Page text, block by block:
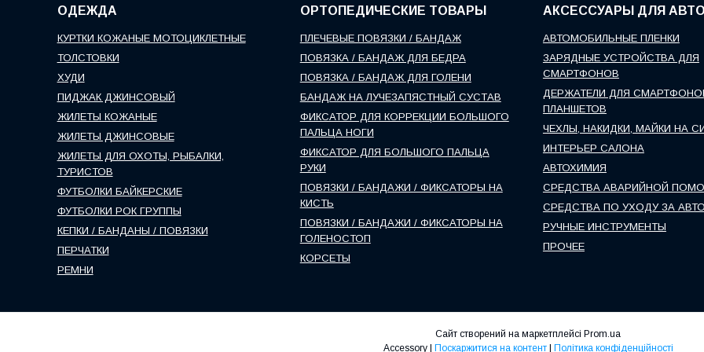
ОДЕЖДА
КУРТКИ КОЖАНЫЕ МОТОЦИКЛЕТНЫЕ
ТОЛСТОВКИ
ХУДИ
ПИДЖАК ДЖИНСОВЫЙ
ЖИЛЕТЫ КОЖАНЫЕ
ЖИЛЕТЫ ДЖИНСОВЫЕ
ЖИЛЕТЫ ДЛЯ ОХОТЫ, РЫБАЛКИ,
ТУРИСТОВ
ФУТБОЛКИ БАЙКЕРСКИЕ
ФУТБОЛКИ РОК ГРУППЫ
КЕПКИ / БАНДАНЫ / ПОВЯЗКИ
ПЕРЧАТКИ
РЕМНИ
ОРТОПЕДИЧЕСКИЕ ТОВАРЫ
ПЛЕЧЕВЫЕ ПОВЯЗКИ / БАНДАЖ
ПОВЯЗКА / БАНДАЖ ДЛЯ БЕДРА
ПОВЯЗКА / БАНДАЖ ДЛЯ ГОЛЕНИ
БАНДАЖ НА ЛУЧЕЗАПЯСТНЫЙ СУСТАВ
ФИКСАТОР ДЛЯ КОРРЕКЦИИ БОЛЬШОГО
ПАЛЬЦА НОГИ
ФИКСАТОР ДЛЯ БОЛЬШОГО ПАЛЬЦА
РУКИ
ПОВЯЗКИ / БАНДАЖИ / ФИКСАТОРЫ НА
КИСТЬ
ПОВЯЗКИ / БАНДАЖИ / ФИКСАТОРЫ НА
ГОЛЕНОСТОП
КОРСЕТЫ
АКСЕССУАРЫ ДЛЯ АВТО
АВТОМОБИЛЬНЫЕ ПЛЕНКИ
ЗАРЯДНЫЕ УСТРОЙСТВА ДЛЯ
СМАРТФОНОВ
ДЕРЖАТЕЛИ ДЛЯ
ПЛАНШЕТОВ
ЧЕХЛЫ, НАКИДКИ, МАЙКИ НА
ИНТЕРЬЕР САЛОНА
АВТОХИМИЯ
СРЕДСТВА АВАРИЙНОЙ
СРЕДСТВА ПО УХОДУ ЗА АВТО
РУЧНЫЕ ИНСТРУМЕНТЫ
ПРОЧЕЕ
Сайт створений на маркетплейсі Prom.ua
Поскаржитися на контент Політика конфіденційності